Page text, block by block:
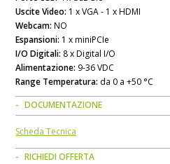
Uscite Video: 1 x VGA - 1 x HDMI
Webcam: NO
Espansioni: 1 x miniPCIe
I/O Digitali: 8 x Digital I/O
Alimentazione: 9-36 VDC
Range Temperatura: da 0 a +50 °C
DOCUMENTAZIONE
Scheda Tecnica
RICHIEDI OFFERTA